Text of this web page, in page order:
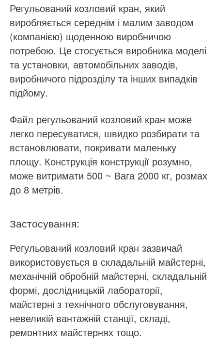
Регульований козловий кран, який
виробляється середнім і малим заводом
(компанією) щоденною виробничою
потребою. Це стосується виробника моделі
та установки, автомобільних заводів,
виробничого підрозділу та інших випадків
підйому.
Файл регульований козловий кран може
легко пересуватися, швидко розбирати та
встановлювати, покривати маленьку
площу. Конструкція конструкції розумно,
може витримати 500 ~ Вага 2000 кг, розмах
до 8 метрів.
Застосування:
Регульований козловий кран зазвичай
використовується в складальній майстерні,
механічній обробній майстерні, складальній
формі, дослідницькій лабораторії,
майстерні з технічного обслуговування,
невеликій вантажній станції, складі,
ремонтних майстернях тощо.